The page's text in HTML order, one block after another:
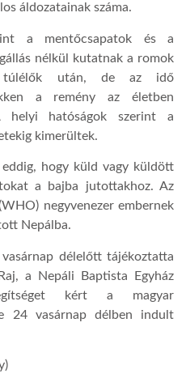
áldozatainak száma.
a mentőcsapatok és a
nélkül kutatnak a romok
túlélők után, de az idő
a remény az életben
helyi hatóságok szerint a
kimerültek.
hogy küld vagy küldött
a bajba jutottakhoz. Az
negyvenezer embernek
Nepálba.
délelőtt tájékoztatta
a Nepáli Baptista Egyház
kért a magyar
24 vasárnap délben indult